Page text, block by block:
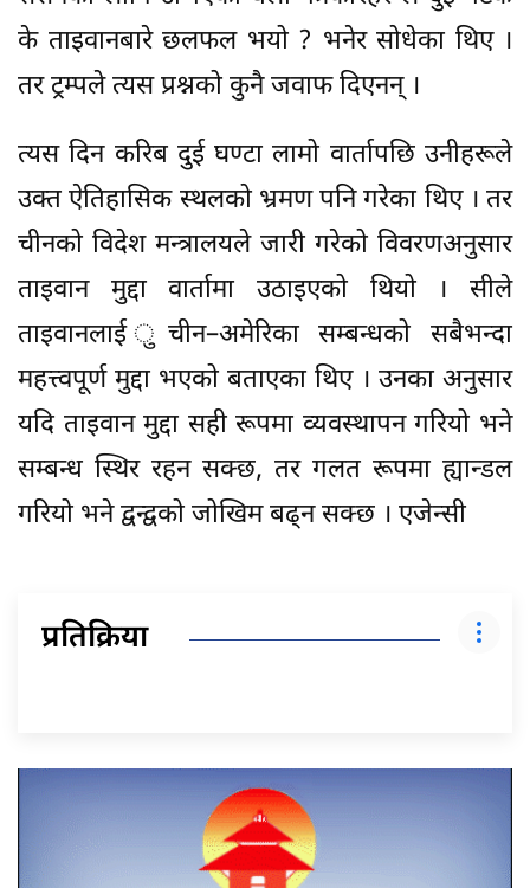
के ताइवानबारे छलफल भयो ? भनेर सोधेका थिए ।
तर ट्रम्पले त्यस प्रश्नको कुनै जवाफ दिएनन् ।
त्यस दिन करिब दुई घण्टा लामो वार्तापछि उनीहरूले
उक्त ऐतिहासिक स्थलको भ्रमण पनि गरेका थिए । तर
चीनको विदेश मन्त्रालयले जारी गरेको विवरणअनुसार
ताइवान मुद्दा वार्तामा उठाइएको थियो । सीले
ताइवानलाई ुचीन–अमेरिका सम्बन्धको सबैभन्दा
महत्त्वपूर्ण मुद्दा भएको बताएका थिए । उनका अनुसार
यदि ताइवान मुद्दा सही रूपमा व्यवस्थापन गरियो भने
सम्बन्ध स्थिर रहन सक्छ, तर गलत रूपमा ह्यान्डल
गरियो भने द्वन्द्वको जोखिम बढ्न सक्छ । एजेन्सी
प्रतिक्रिया